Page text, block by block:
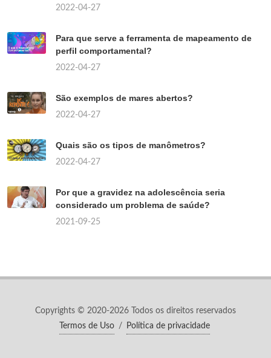
2022-04-27
Para que serve a ferramenta de mapeamento de
perfil comportamental?
2022-04-27
São exemplos de mares abertos?
2022-04-27
Quais são os tipos de manômetros?
2022-04-27
Por que a gravidez na adolescência seria
considerado um problema de saúde?
2021-09-25
Copyrights © 2020-2026 Todos os direitos reservados
Termos de Uso / Política de privacidade